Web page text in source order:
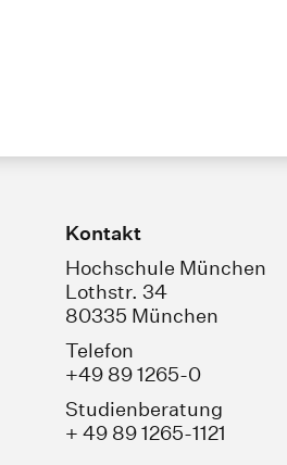
Kontakt
Hochschule München
Lothstr. 34
80335 München
Telefon
+49 89 1265-0
Studienberatung
+ 49 89 1265-1121